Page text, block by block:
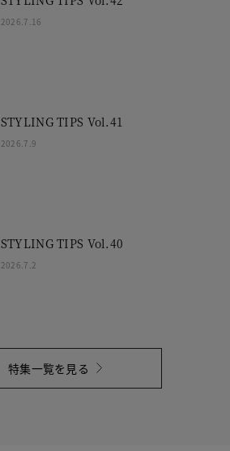
2026.7.16
STYLING TIPS Vol.41
2026.7.9
STYLING TIPS Vol.40
2026.7.2
特集一覧を見る